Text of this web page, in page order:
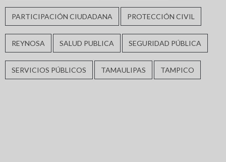
PARTICIPACIÓN CIUDADANA PROTECCIÓN CIVIL
REYNOSA SALUD PUBLICA SEGURIDAD PÚBLICA
SERVICIOS PÚBLICOS TAMAULIPAS TAMPICO